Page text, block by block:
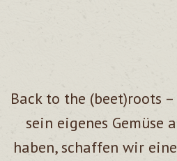
Back to the (beet)roots
sein eigenes
haben, schaffen wir